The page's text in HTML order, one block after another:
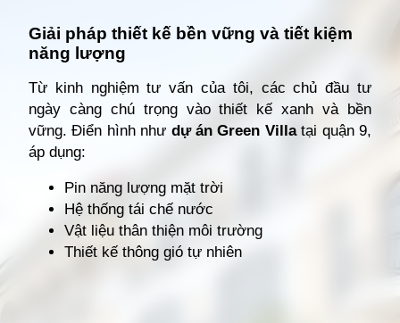
Giải pháp thiết kế bền vững và tiết kiệm
năng lượng
Từ kinh nghiệm tư vấn của tôi, các chủ đầu tư
ngày càng chú trọng vào thiết kế xanh và bền
vững. Điển hình như dự án Green Villatại quận 9,
áp dụng:
Pin năng lượng mặt trời
Hệ thống tái chế nước
Vật liệu thân thiện môi trường
Thiết kế thông gió tự nhiên